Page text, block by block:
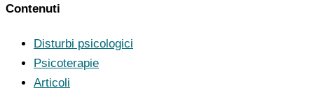
Contenuti
Disturbi psicologici
Psicoterapie
Articoli